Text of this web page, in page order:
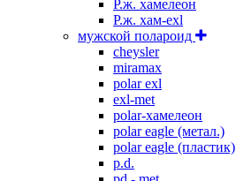
P.ж. хамелеон
Р.ж. хам-exl
мужской полароид
cheysler
miramax
polar exl
exl-met
polar-хамелеон
polar eagle (метал.)
polar eagle (пластик)
p.d.